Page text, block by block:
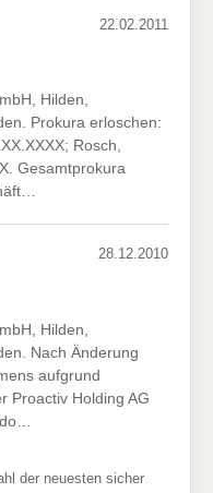
22.02.2011
Hilden,
Prokura erloschen:
Rosch,
Gesamtprokura
28.12.2010
Hilden,
Nach Änderung
aufgrund
Proactiv Holding AG
der neuesten sicher